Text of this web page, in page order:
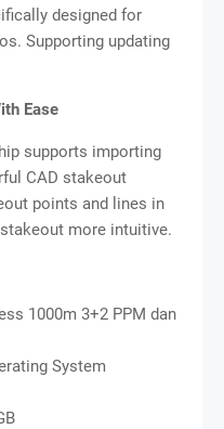
designed for
Supporting updating
Ease
supports importing
CAD stakeout
points and lines in
more intuitive.
1000m 3+2 PPM dan
System